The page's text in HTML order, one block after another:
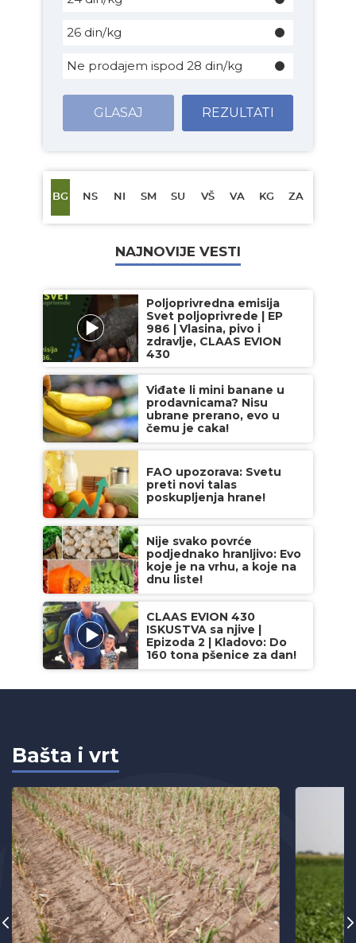
26 din/kg
Ne prodajem ispod 28 din/kg
GLASAJ REZULTATI
BG NS NI SM SU VŠ VA KG ZA
NAJNOVIJE VESTI
Poljoprivredna emisija
Svet poljoprivrede | EP
986 | Vlasina, pivo i
zdravlje, CLAAS EVION
430
Viđate li mini banane u
prodavnicama? Nisu
ubrane prerano, evo u
čemu je caka!
FAO upozorava: Svetu
preti novi talas
poskupljenja hrane!
Nije svako povrće
podjednako hranljivo: Evo
koje je na vrhu, a koje na
dnu liste!
CLAAS EVION 430
ISKUSTVA sa njive |
Epizoda 2 | Kladovo: Do
160 tona pšenice za dan!
Bašta i vrt